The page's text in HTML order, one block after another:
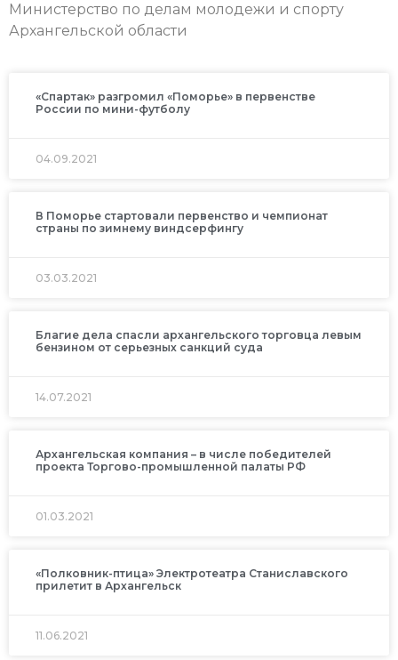
Министерство по делам молодежи и спорту
Архангельской области
«Спартак» разгромил «Поморье» в первенстве
России по мини-футболу
04.09.2021
В Поморье стартовали первенство и чемпионат
страны по зимнему виндсерфингу
03.03.2021
Благие дела спасли архангельского торговца левым
бензином от серьезных санкций суда
14.07.2021
Архангельская компания – в числе победителей
проекта Торгово-промышленной палаты РФ
01.03.2021
«Полковник-птица» Электротеатра Станиславского
прилетит в Архангельск
11.06.2021